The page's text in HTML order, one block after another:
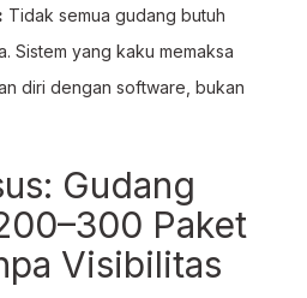
Tidak semua gudang butuh
Sistem yang kaku memaksa
diri dengan software, bukan
Gudang
Paket
Visibilitas